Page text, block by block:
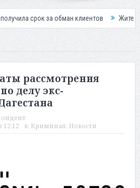
за обман клиентов Жителей
рассмотрения
делу экс-
12:12 в: Криминал, Новости